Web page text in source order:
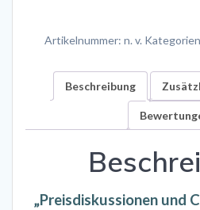
verkaufen
trotz
Preis-
Menge
Artikelnummer: n. v.
Beschreibung
„Preisdiskussionen und